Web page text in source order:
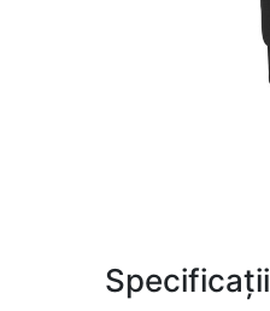
Specificații